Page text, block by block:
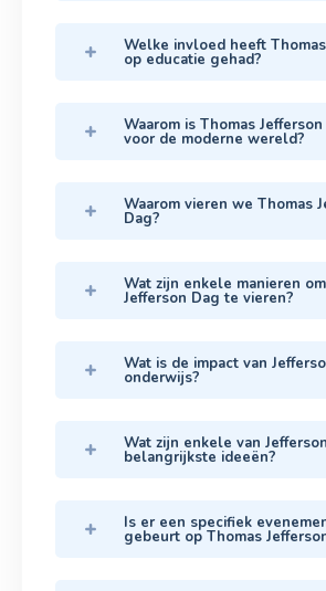
Welke invloed heeft
op educatie gehad?
Waarom is Thomas
voor de moderne wereld?
Waarom vieren we Thomas
Dag?
Wat zijn enkele manieren
Jefferson Dag te vieren?
Wat is de impact van
onderwijs?
Wat zijn enkele van
belangrijkste ideeën?
Is er een specifiek
gebeurt op Thomas